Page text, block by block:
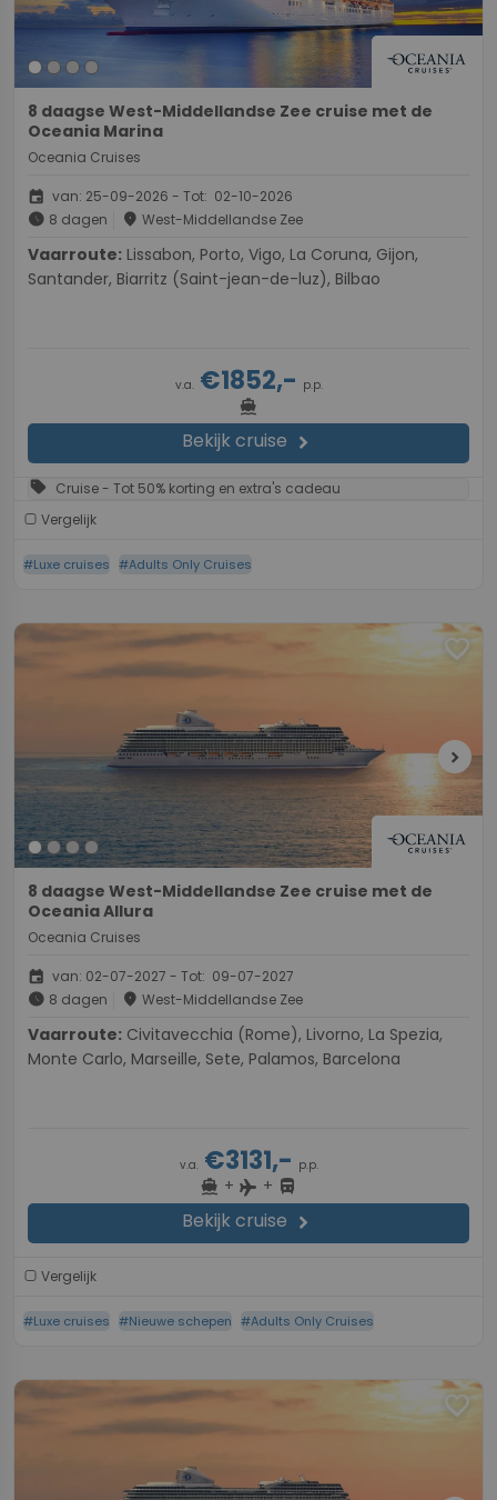
8 daagse West-Middellandse Zee cruise met de
Oceania Marina
Oceania Cruises
event van: 25-09-2026 - Tot: 02-10-2026
schedule 8 dagen place West-Middellandse Zee
Vaarroute:
Santander, Biarritz (Saint-jean-de-luz), Bilbao
v.a.€1852,- p.p.
directions_boat
Bekijk cruise chevron_right
sell Cruise - Tot 50% korting en extra's cadeau
Vergelijk
#Luxe cruises #Adults Only Cruises
favorite
chevron_right
8 daagse West-Middellandse Zee cruise met de
Oceania Allura
Oceania Cruises
event van: 02-07-2027 - Tot: 09-07-2027
schedule 8 dagen place West-Middellandse Zee
Vaarroute:
Monte Carlo, Marseille, Sete, Palamos, Barcelona
v.a.€3131,- p.p.
directions_boat + flight + directions_bus
Bekijk cruise chevron_right
Vergelijk
#Luxe cruises #Nieuwe schepen #Adults Only Cruises
favorite